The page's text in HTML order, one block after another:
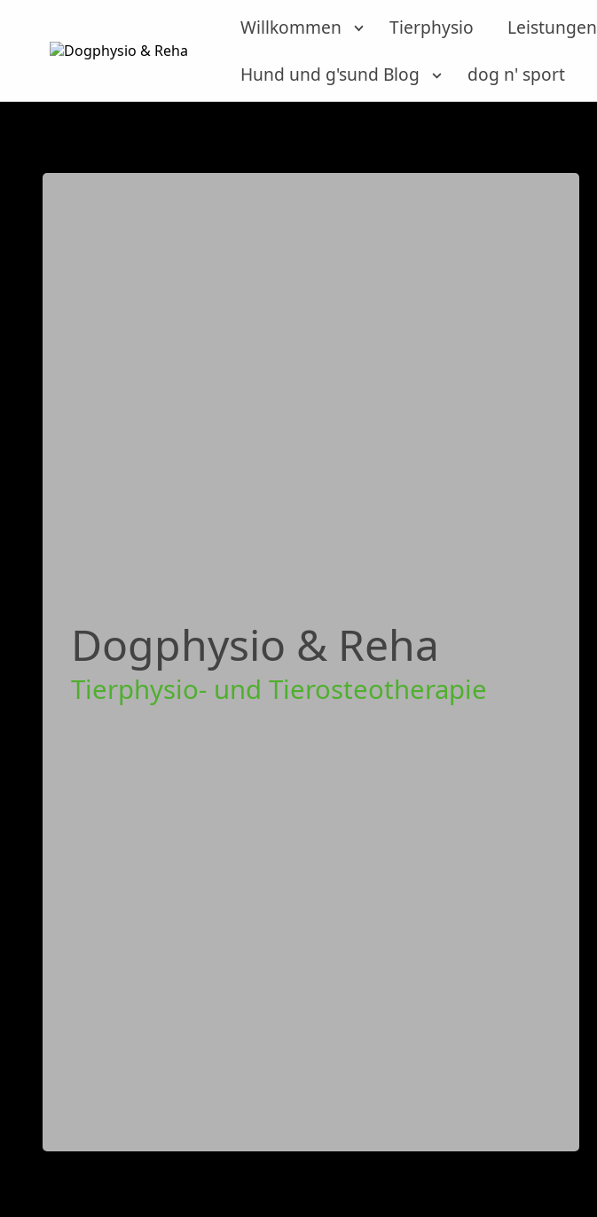
Willkommen Tierphysio Leistungen
Hund und g'sund Blog
dog n' sport
Dogphysio & Reha
Tierphysio- und Tierosteotherapie